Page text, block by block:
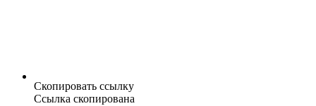
Скопировать ссылку
Ссылка скопирована